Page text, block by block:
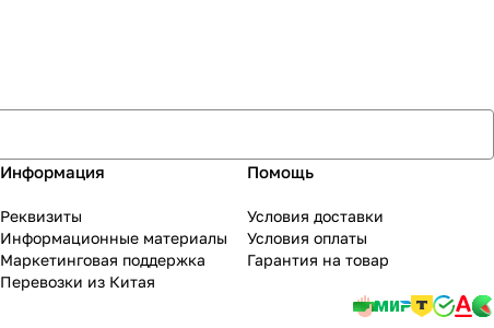
Информация
Реквизиты
Информационные материалы
Маркетинговая поддержка
Перевозки из Китая
Помощь
Условия доставки
Условия оплаты
Гарантия на товар